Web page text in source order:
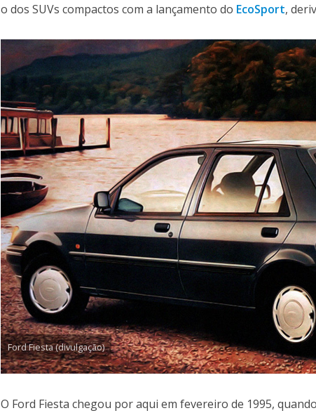
o dos SUVs compactos com a lançamento do EcoSport,
Ford Fiesta (divulgação)
O Ford Fiesta chegou por aqui em fevereiro de 1995,